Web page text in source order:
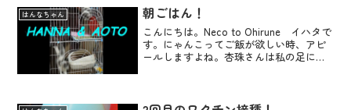
した。はんなちゃんに付き合う葵斗くん
最後は...
はんなちゃん 朝ごはん！
こんにちは。Neco to Ohirune イハタで
す。にゃんこってご飯が欲しい時、アピ
ールしますよね。杏珠さんは私の足に自
るので、...